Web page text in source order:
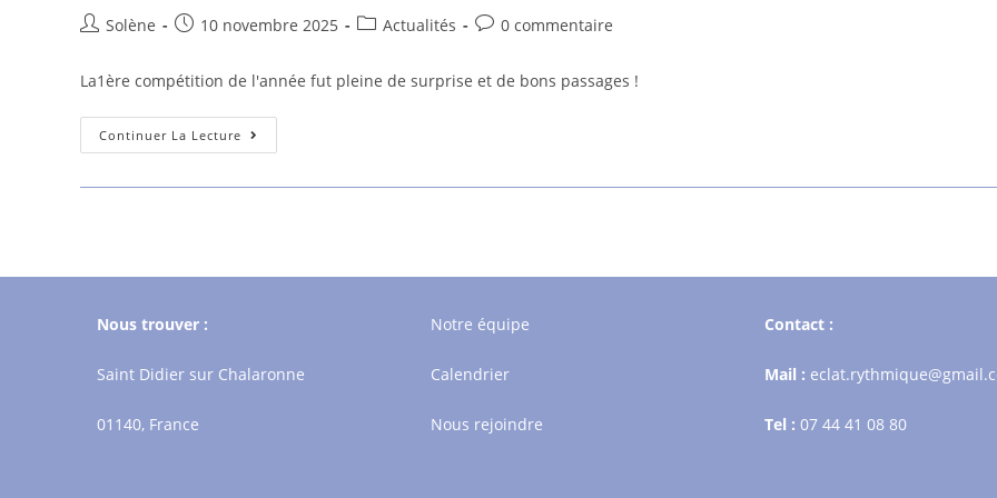
Auteur/autrice
la
publication :
Solène
Publication
10 novembre 2025
PostActualités
Commentaires
publication :
0 commentaire
La1ère compétition de l'année fut pleine de surprise et de bons passages !
Continuer La Lecture Compétition
Individuelle
2025-
Nous trouver :
Saint Didier sur Chalaronne
01140, France
Notre équipe
Calendrier
Nous rejoindre
Contact :
Mail :
Tel : 07 44 41 08 80